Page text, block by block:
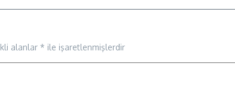
alanlar * ile işaretlenmişlerdir